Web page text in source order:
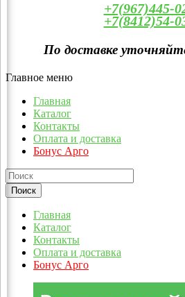
+7(967)445-
+7(8412)54-
По доставке
Главное меню
Главная
Каталог
Контакты
Оплата и доставка
Бонус Арго
Главная
Каталог
Контакты
Оплата и доставка
Бонус Арго